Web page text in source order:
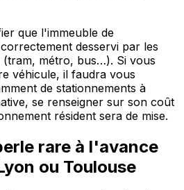
que l'immeuble de
desservi par les
métro, bus…). Si vous
véhicule, il faudra vous
de stationnements à
se renseigner sur son coût
résident sera de mise.
rare à l'avance
ou Toulouse